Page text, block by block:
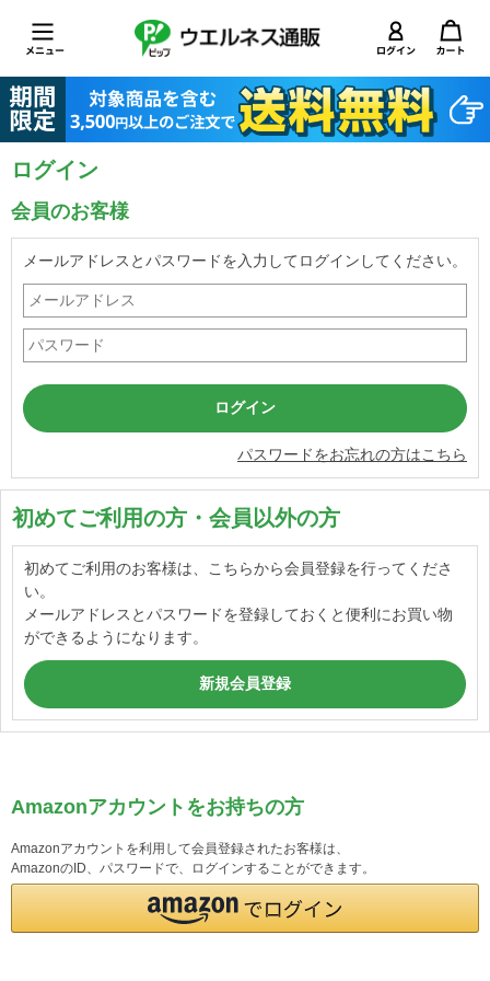
ログイン
会員のお客様
メールアドレスとパスワードを入力してログインしてください。
パスワードをお忘れの方はこちら
初めてご利用の方・会員以外の方
初めてご利用のお客様は、こちらから会員登録を行ってくださ
い。
メールアドレスとパスワードを登録しておくと便利にお買い物
ができるようになります。
Amazonアカウントをお持ちの方
Amazonアカウントを利用して会員登録されたお客様は、
AmazonのID、パスワードで、ログインすることができます。